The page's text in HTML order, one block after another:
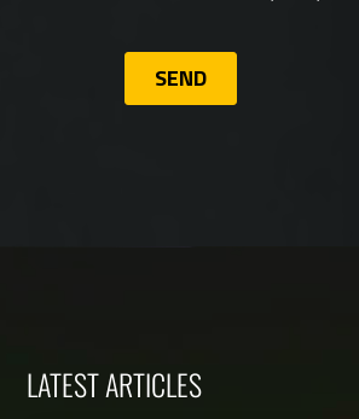
LATEST ARTICLES